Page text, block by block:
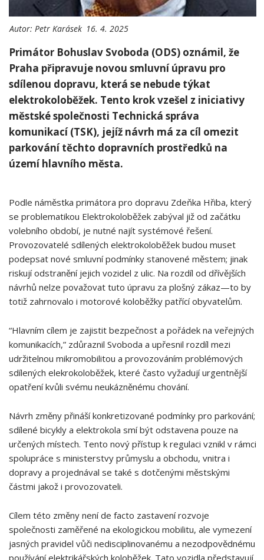
Autor: Petr Karásek 16. 4. 2025
Primátor Bohuslav Svoboda (ODS) oznámil, ‍že
Praha připravuje ​novou ⁤smluvní úpravu pro
sdílenou dopravu, která se nebude týkat
elektrokoloběžek. Tento krok ‌vzešel z iniciativy
městské společnosti Technická správa
komunikací‍ (TSK), jejíž návrh má za⁢ cíl omezit
parkování‍ těchto dopravních prostředků na
území‌ hlavního města.
Podle náměstka primátora pro dopravu Zdeňka Hřiba, který
se problematikou Elektrokoloběžek zabýval již od začátku
volebního období, je nutné najít systémové řešení.
Provozovatelé sdílených elektrokoloběžek budou muset
podepsat nové smluvní podmínky stanovené městem; jinak
riskují odstranění jejich vozidel z ⁢ulic. Na rozdíl od dřívějších
návrhů nelze považovat tuto úpravu za plošný‍ zákaz—to by
⁤totiž zahrnovalo​ i motorové koloběžky patřící obyvatelům.
“Hlavním cílem je‌ zajistit bezpečnost a pořádek na‌ veřejných
komunikacích,” zdůraznil Svoboda a upřesnil rozdíl mezi
udržitelnou mikromobilitou a provozováním problémových⁤
sdílených elekrokoloběžek, které často vyžadují urgentnější
opatření kvůli svému ⁢neukázněnému chování.
Návrh změny ​přináší konkretizované podmínky pro parkování;
sdílené bicykly a elektrokola smí být​ odstavena pouze na
určených místech. Tento nový přístup k regulaci vznikl v ⁤rámci
⁣spolupráce s ministerstvy průmyslu a obchodu, vnitra i
dopravy a projednával se také⁣ s dotčenými městskými
částmi jakož ​i provozovateli.
Cílem této změny není de facto​ zastavení rozvoje
společnosti zaměřené na ekologickou mobilitu, ale vymezení
jasných pravidel vůči nedisciplinovanému a nezodpovědnému
používání ‌elektrikářských koloběžek. Tato vozidla představují